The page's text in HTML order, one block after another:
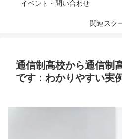
イベント・問い合わせ
関連スク
通信制高校から通信制
です：わかりやすい実